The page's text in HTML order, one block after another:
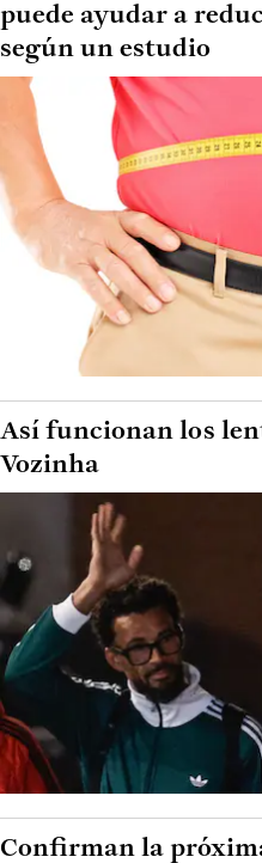
puede ayudar a
según un estudio
Así funcionan los
Vozinha
Confirman la